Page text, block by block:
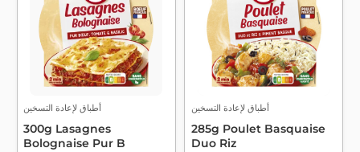
أطباق لإعادة التسخين
300g Lasagnes
Bolognaise Pur B
أطباق لإعادة التسخين
285g Poulet Basquaise
Duo Riz